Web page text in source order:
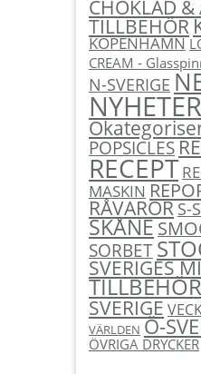
CHOKLAD &
TILLBEHÖR
KÖPENHAMN
CREAM -
N-SVERIGE
NYHETER
POPSICLES
RECEPT
MASKIN
RÅVARORS-
SKÅNE
SORBET
SVERIGES
TILLBEHÖR
SVERIGE
VÄRLDEN Ö-
ÖVRIGA DRYCKER